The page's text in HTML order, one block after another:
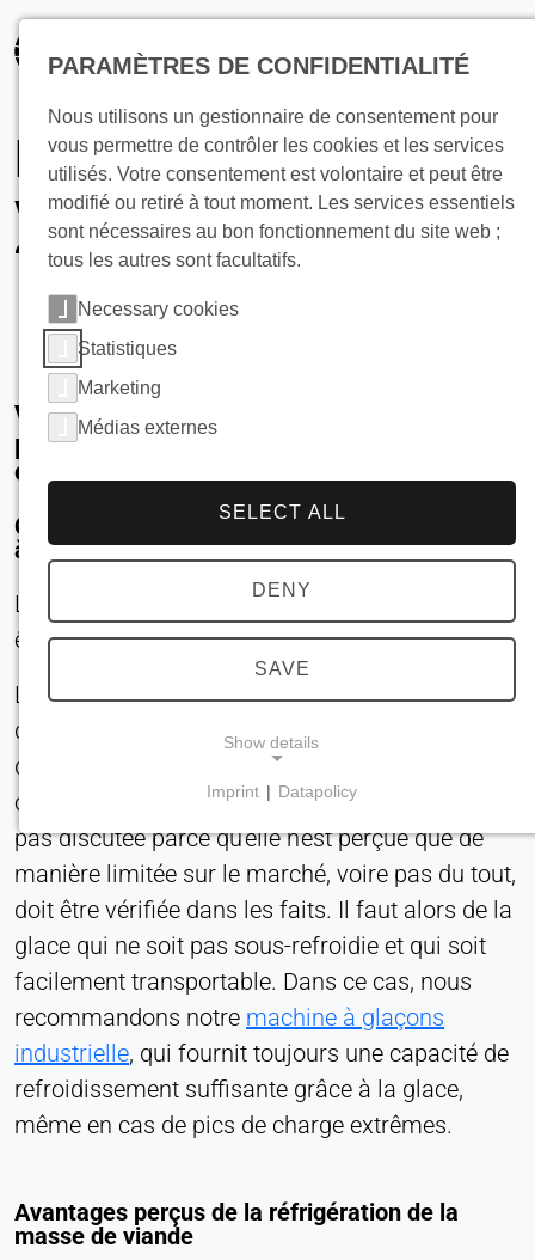
principal
Pour refroidir de la
viande ou du poisson
?
Vous souhaitez refroidir la viande ou le
poisson à un niveau proche du point de
congélation ?
Cela doit se faire le plus rapidement possible et
à intervalles irréguliers ?
Les processus et les qualités de glace doivent
être remis en question.
Les évaluations subjectives, comme dans le cas
de la qualité ou de l'utilisation de la glace pilée,
doivent être discutées et prouvées
objectivement. Une approche qui n'est même
pas discutée parce qu'elle n'est perçue que de
manière limitée sur le marché, voire pas du tout,
doit être vérifiée dans les faits. Il faut alors de la
glace qui ne soit pas sous-refroidie et qui soit
facilement transportable. Dans ce cas, nous
recommandons notre machine à glaçons
industrielle, qui fournit toujours une capacité de
refroidissement suffisante grâce à la glace,
même en cas de pics de charge extrêmes.
Avantages perçus de la réfrigération de la
masse de viande
PARAMÈTRES DE CONFIDENTIALITÉ
Nous utilisons un gestionnaire de consentement pour
vous permettre de contrôler les cookies et les services
utilisés. Votre consentement est volontaire et peut être
modifié ou retiré à tout moment. Les services essentiels
sont nécessaires au bon fonctionnement du site web ;
tous les autres sont facultatifs.
Necessary cookies
Statistiques
Marketing
Médias externes
SELECT ALL
DENY
SAVE
Show details
Requis pour les fonctionnalités essentielles du site
web, telles que la navigation et l'enregistrement
des préférences en matière de protection de la vie
privée. Ces cookies ne peuvent pas être
désactivés.
cookie_consentement
Name:
consentement
Provider:
Purpose:
Stocke vos paramètres de confidentialité
Imprint | Datapolicy